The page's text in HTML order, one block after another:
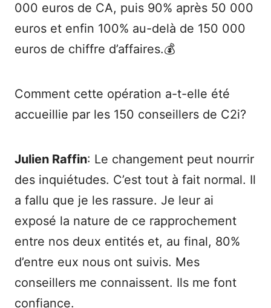
000 euros de CA, puis 90% après 50 000
euros et enfin 100% au-delà de 150 000
euros de chiffre d’affaires.💰
Comment cette opération a-t-elle été
accueillie par les 150 conseillers de C2i?
Julien Raffin: Le changement peut nourrir
des inquiétudes. C’est tout à fait normal. Il
a fallu que je les rassure. Je leur ai
exposé la nature de ce rapprochement
entre nos deux entités et, au final, 80%
d’entre eux nous ont suivis. Mes
conseillers me connaissent. Ils me font
confiance.